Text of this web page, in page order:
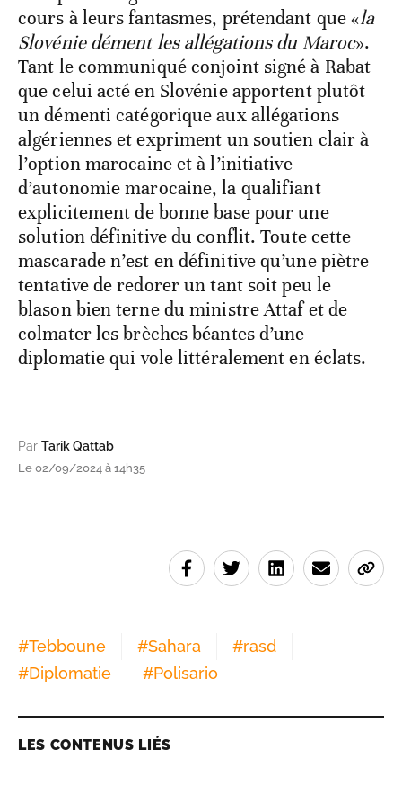
cours à leurs fantasmes, prétendant que «la
Slovénie dément les allégations du Maroc».
Tant le communiqué conjoint signé à Rabat
que celui acté en Slovénie apportent plutôt
un démenti catégorique aux allégations
algériennes et expriment un soutien clair à
l’option marocaine et à l’initiative
d’autonomie marocaine, la qualifiant
explicitement de bonne base pour une
solution définitive du conflit. Toute cette
mascarade n’est en définitive qu’une piètre
tentative de redorer un tant soit peu le
blason bien terne du ministre Attaf et de
colmater les brèches béantes d’une
diplomatie qui vole littéralement en éclats.
Par Tarik Qattab
Le 02/09/2024 à 14h35
#Tebboune #Sahara #rasd
#Diplomatie #Polisario
LES CONTENUS LIÉS